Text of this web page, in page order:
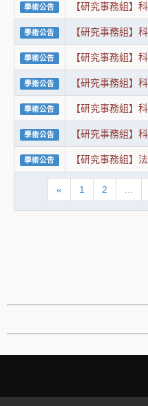
學術公告 【研究事務組】
學術公告 【研究事務組】
學術公告 【研究事務組】
學術公告 【研究事務組】
學術公告 【研究事務組】
學術公告 【研究事務組】
學術公告 【研究事務組】
« 1 2